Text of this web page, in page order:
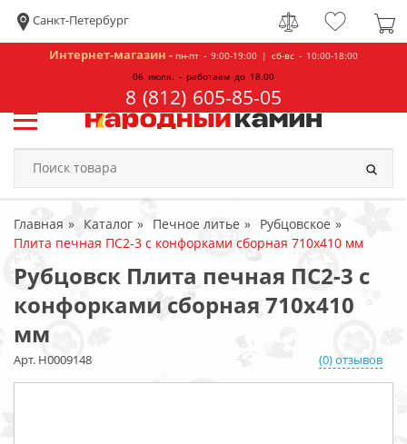
Санкт-Петербург
Интернет-магазин - пн-пт - 9:00-19:00 | сб-вс - 10:00-18:00
06 июля. - работаем до 18.00
8 (812) 605-85-05
Главная Каталог Печное литье
Рубцовское
Плита печная ПС2-3 с конфорками сборная 710х410 мм
Рубцовск Плита печная ПС2-3 с
конфорками сборная 710х410
мм
Арт. Н0009148 (0) отзывов